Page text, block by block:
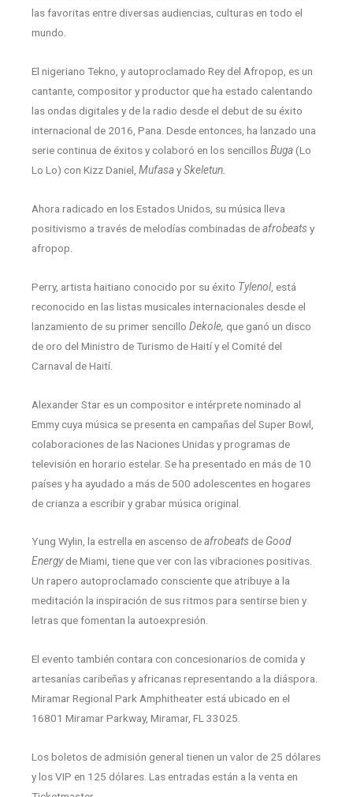
las favoritas entre diversas audiencias, culturas en todo el
mundo.
El nigeriano Tekno, y autoproclamado Rey del Afropop, es un
cantante, compositor y productor que ha estado calentando
las ondas digitales y de la radio desde el debut de su éxito
internacional de 2016, Pana. Desde entonces, ha lanzado una
serie continua de éxitos y colaboró en los sencillosBuga(Lo
Lo Lo) con Kizz Daniel, MufasaySkeletun.
Ahora radicado en los Estados Unidos, su música lleva
positivismo a través de melodías combinadas deafrobeats y
afropop.
Perry, artista haitiano conocido por su éxito Tylenol, está
reconocido en las listas musicales internacionales desde el
lanzamiento de su primer sencillo Dekole, que ganó un disco
de oro del Ministro de Turismo de Haití y el Comité del
Carnaval de Haití.
Alexander Star es un compositor e intérprete nominado al
Emmy cuya música se presenta en campañas del Super Bowl,
colaboraciones de las Naciones Unidas y programas de
televisión en horario estelar. Se ha presentado en más de 10
países y ha ayudado a más de 500 adolescentes en hogares
de crianza a escribir y grabar música original.
Yung Wylin, la estrella en ascenso deafrobeats de Good
Energyde Miami, tiene que ver con las vibraciones positivas.
Un rapero autoproclamado consciente que atribuye a la
meditación la inspiración de sus ritmos para sentirse bien y
letras que fomentan la autoexpresión.
El evento también contara con concesionarios de comida y
artesanías caribeñas y africanas representando a la diáspora.
Miramar Regional Park Amphitheater está ubicado en el
16801 Miramar Parkway, Miramar, FL 33025.
Los boletos de admisión general tienen un valor de 25 dólares
y los VIP en 125 dólares. Las entradas están a la venta en